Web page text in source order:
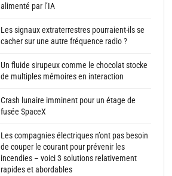
alimenté par l’IA
Les signaux extraterrestres pourraient-ils se
cacher sur une autre fréquence radio ?
Un fluide sirupeux comme le chocolat stocke
de multiples mémoires en interaction
Crash lunaire imminent pour un étage de
fusée SpaceX
Les compagnies électriques n’ont pas besoin
de couper le courant pour prévenir les
incendies – voici 3 solutions relativement
rapides et abordables